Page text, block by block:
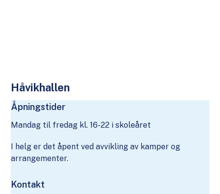
Håvikhallen
Åpningstider
Mandag til fredag kl. 16-22 i skoleåret
I helg er det åpent ved avvikling av kamper og
arrangementer.
Kontakt